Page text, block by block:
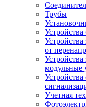
Трубы
Устройства
от
модульные
Учетная